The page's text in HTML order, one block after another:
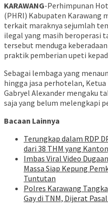
KARAWANG-Perhimpunan
(PHRI) Kabupaten Karawang
terkait maraknya sejumlah
ilegal yang masih beroperasi
tersebut menduga
praktik pemberian upeti
Sebagai lembaga yang
hingga jasa perhotelan,
Gabryel Alexander mengaku
saja yang belum melengkapi
Bacaan Lainnya
Terungkap dalam RDP
dari 38 THM yang
Imbas Viral Video
Massa Siap Kepung
Tuntutan
Polres Karawang
Gay di TNM, Dijerat